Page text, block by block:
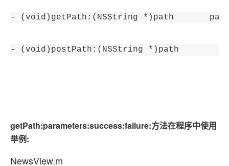
getPath:parameters:success:failure:方法在程序中使用
举例:
NewsView.m